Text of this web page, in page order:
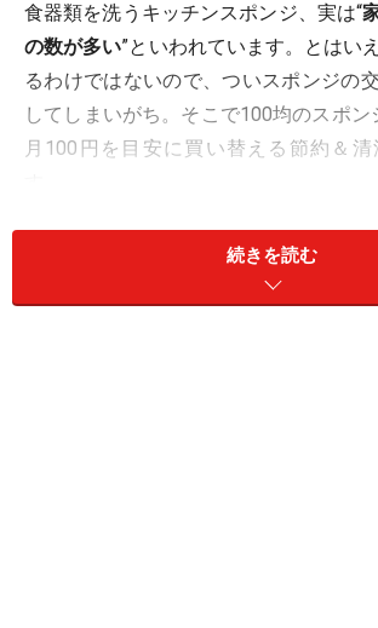
食器類を洗うキッチンスポンジ、実は“
の数が多い”といわれています。とはい
るわけではないので、ついスポンジの
してしまいがち。そこで100均のスポ
月100円を目安に買い替える節約＆清
アンケートでは1か月～2か月
人が一番多い
続きを読む